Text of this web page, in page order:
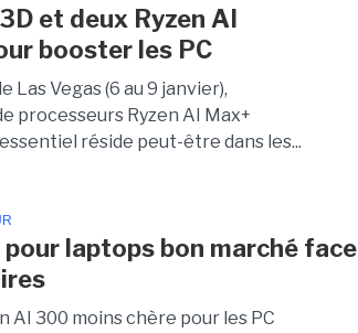
et deux Ryzen AI
booster les PC
Las Vegas (6 au 9 janvier),
processeurs Ryzen AI Max+
réside peut-être dans les...
pour laptops bon marché face
AI 300 moins chère pour les PC